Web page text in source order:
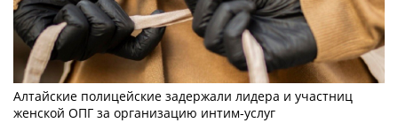
Алтайские полицейские задержали лидера и участниц
женской ОПГ за организацию интим-услуг